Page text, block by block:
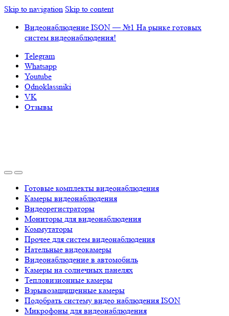
Skip to navigation Skip to content
Видеонаблюдение ISON — №1 На рынке готовых
систем видеонаблюдения!
Telegram
Whatsapp
Youtube
Odnoklassniki
VK
Отзывы
Готовые комплекты видеонаблюдения
Камеры видеонаблюдения
Видеорегистраторы
Мониторы для видеонаблюдения
Коммутаторы
Прочее для систем видеонаблюдения
Нательные видеокамеры
Видеонаблюдение в автомобиль
Камеры на солнечных панелях
Тепловизионные камеры
Взрывозащищенные камеры
Подобрать систему видео наблюдения ISON
Микрофоны для видеонаблюдения